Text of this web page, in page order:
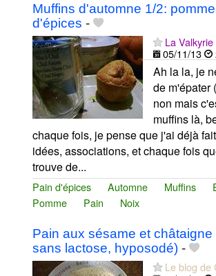
Muffins d'automne 1/2:
d'épices -
La
05/11/13
Ah la la, je
de m'épater
non mais
muffins là,
chaque fois, je pense que j'ai déjà
idées, associations, et chaque fois
trouve de...
Pain d'épices Automne Muffins
Pomme
Pain Noix
Pain aux sésame et
sans lactose, hyposodé) -
Le blog de